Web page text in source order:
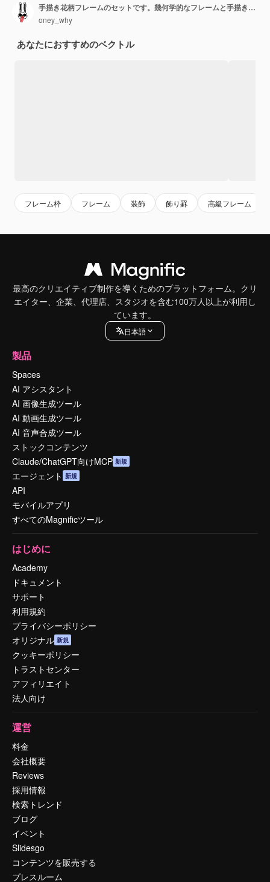
手描き花柄フレームのセットです。幾何学的なフレームと手描きの花、植物組成
oney_why
あなたにおすすめのベクトル
フレーム枠 フレーム 装飾 飾り罫 高級フレーム
最高のクリエイティブ制作を導くためのプラットフォーム。クリ
エイター、企業、代理店、スタジオを含む100万人以上が利用し
ています。
日本語
製品
Spaces
AI アシスタント
AI 画像生成ツール
AI 動画生成ツール
AI 音声合成ツール
ストックコンテンツ
Claude/ChatGPT向けMCP 新規
エージェント 新規
API
モバイルアプリ
すべてのMagnificツール
はじめに
Academy
ドキュメント
サポート
利用規約
プライバシーポリシー
オリジナル 新規
クッキーポリシー
トラストセンター
アフィリエイト
法人向け
運営
料金
会社概要
Reviews
採用情報
検索トレンド
ブログ
イベント
Slidesgo
コンテンツを販売する
プレスルーム